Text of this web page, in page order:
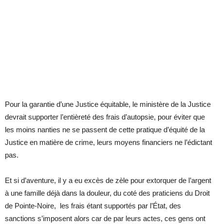
Pour la garantie d’une Justice équitable, le ministère de la Justice
devrait supporter l’entièreté des frais d’autopsie, pour éviter que
les moins nanties ne se passent de cette pratique d’équité de la
Justice en matière de crime, leurs moyens financiers ne l’édictant
pas.
Et si d’aventure, il y a eu excès de zèle pour extorquer de l’argent
à une famille déjà dans la douleur, du coté des praticiens du Droit
de Pointe-Noire, les frais étant supportés par l’État, des
sanctions s’imposent alors car de par leurs actes, ces gens ont